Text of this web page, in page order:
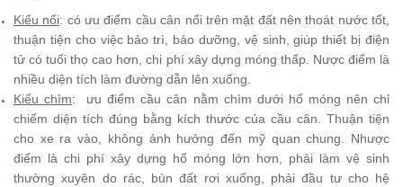
Kiểu nổi: có ưu điểm cầu cân nổi trên mặt đất nên thoát nước tốt,
thuận tiện cho việc bảo trì, bảo dưỡng, vệ sinh, giúp thiết bị điện
tử có tuổi thọ cao hơn, chi phí xây dựng móng thấp. Nược điểm là
nhiều diện tích làm đường dẫn lên xuống.
Kiểu chìm: ưu điểm cầu cân nằm chìm dưới hố móng nên chỉ
chiếm diện tích đúng bằng kích thước của cầu cân. Thuận tiện
cho xe ra vào, không ảnh hưởng đến mỹ quan chung. Nhược
điểm là chi phí xây dựng hố móng lớn hơn, phải làm vệ sinh
thường xuyên do rác, bùn đất rơi xuống, phải đầu tư cho hệ